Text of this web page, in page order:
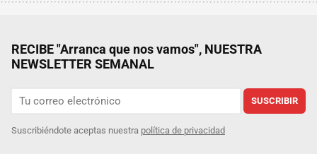
RECIBE "Arranca que nos vamos", NUESTRA
NEWSLETTER SEMANAL
SUSCRIBIR
Suscribiéndote aceptas nuestra política de privacidad